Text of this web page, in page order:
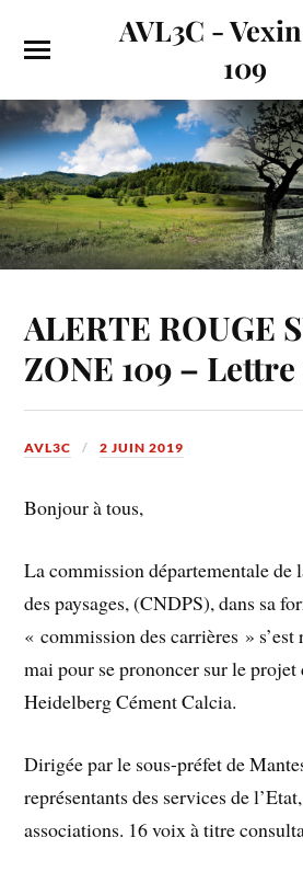
AVL3C -
109
ALERTE ROUGE
ZONE 109 –
AVL3C 2 JUIN 2019
Bonjour à tous,
La commission départementale de
des paysages, (CNDPS), dans sa
« commission des carrières »
mai pour se prononcer sur le projet
Heidelberg Cément Calcia.
Dirigée par le sous-préfet de
représentants des services de
associations. 16 voix à titre